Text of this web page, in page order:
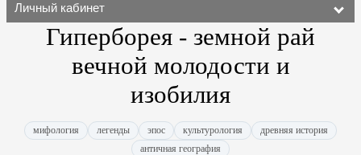
Личный кабинет
Гиперборея - земной рай
вечной молодости и
изобилия
мифология легенды эпос культурология
древняя история
античная география